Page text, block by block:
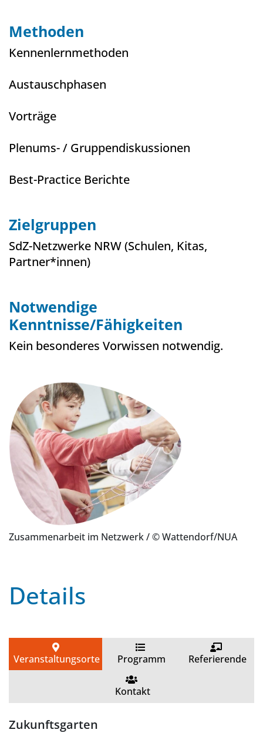
Methoden
Kennenlernmethoden
Austauschphasen
Vorträge
Plenums- / Gruppendiskussionen
Best-Practice Berichte
Zielgruppen
SdZ-Netzwerke NRW (Schulen, Kitas,
Partner*innen)
Notwendige
Kenntnisse/Fähigkeiten
Kein besonderes Vorwissen notwendig.
Zusammenarbeit im Netzwerk/ © Wattendorf/NUA
Details
Veranstaltungsorte Programm Referierende
Kontakt
Zukunftsgarten